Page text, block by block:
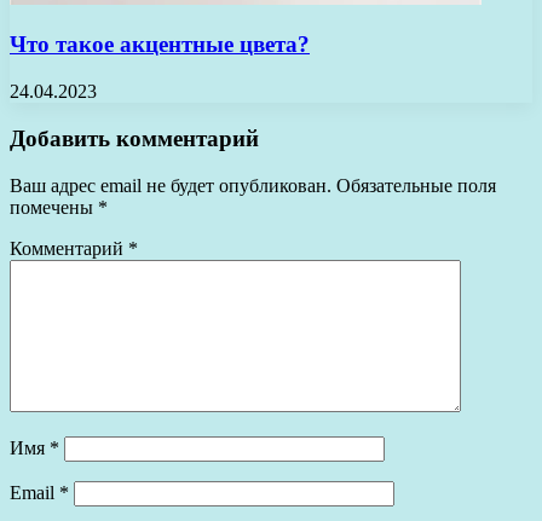
Что такое акцентные цвета?
24.04.2023
Добавить комментарий
Ваш адрес email не будет опубликован. Обязательные поля
помечены *
Комментарий *
Имя *
Email *